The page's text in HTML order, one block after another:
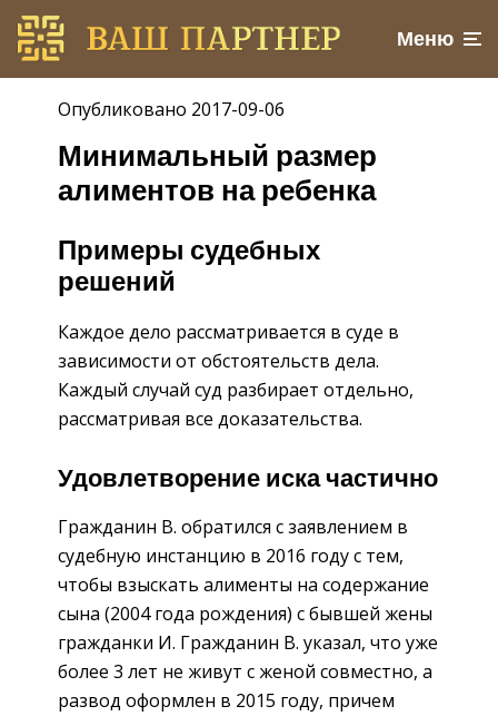
Меню
Опубликовано 2017-09-06
Минимальный размер
алиментов на ребенка
Примеры судебных
решений
Каждое дело рассматривается в суде в
зависимости от обстоятельств дела.
Каждый случай суд разбирает отдельно,
рассматривая все доказательства.
Удовлетворение иска частично
Гражданин В. обратился с заявлением в
судебную инстанцию в 2016 году с тем,
чтобы взыскать алименты на содержание
сына (2004 года рождения) с бывшей жены
гражданки И. Гражданин В. указал, что уже
более 3 лет не живут с женой совместно, а
развод оформлен в 2015 году, причем